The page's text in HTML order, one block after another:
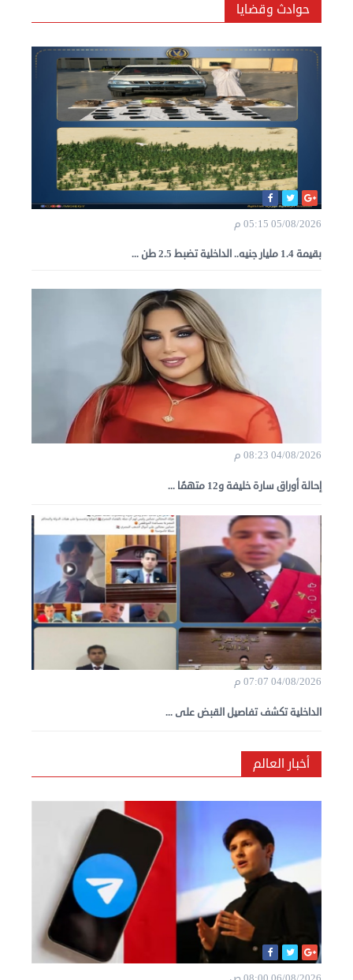
حوادث وقضايا
05/08/2026 05:15 م
بقيمة 1.4 مليار جنيه.. الداخلية تضبط 2.5 طن ...
04/08/2026 08:23 م
إحالة أوراق سارة خليفة و12 متهمًا ...
04/08/2026 07:07 م
الداخلية تكشف تفاصيل القبض على ...
أخبار العالم